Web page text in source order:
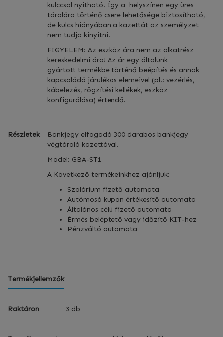
kulccsal nyitható. Így a helyszínen egy üres
tárolóra történő csere lehetősége biztosítható,
de kulcs hiányában a kazettát az személyzet
nem tudja kinyitni.
FIGYELEM: Az eszköz ára nem az alkatrész
kereskedelmi ára! Az ár egy általunk
gyártott termékbe történő beépítés és annak
kapcsolódó járulékos elemeivel (pl.: vezérlés,
kábelezés, rögzítési kellékek, eszköz
konfigurálása) értendő.
Részletek
Bankjegy elfogadó 300 darabos bankjegy
végtároló kazettával.
Model: GBA-ST1
A Következő termékeinkhez ajánljuk:
Szolárium fizető automata
Autómosó kupon értékesítő automata
Általános célú fizető automata
Érmés beléptető vagy időzítő KIT-hez
Pénzváltó automata
Termékjellemzők
Raktáron 3 db